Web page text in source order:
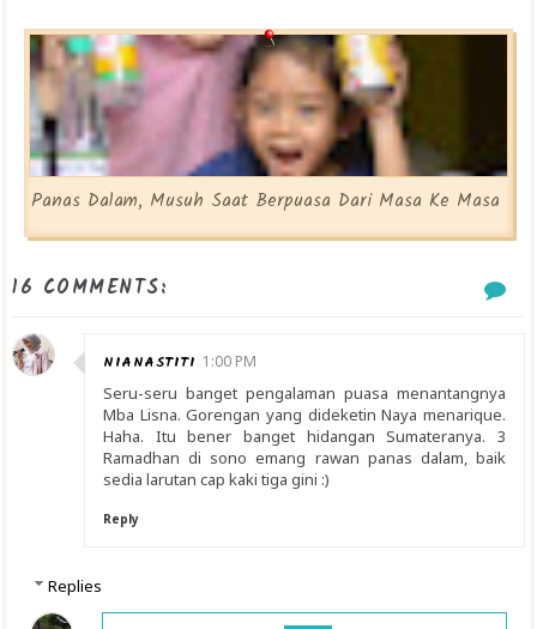
Panas Dalam, Musuh Saat Berpuasa Dari Masa Ke Masa
16 COMMENTS:
NIANASTITI 1:00 PM
Seru-seru banget pengalaman puasa menantangnya
Mba Lisna. Gorengan yang dideketin Naya menarique.
Haha. Itu bener banget hidangan Sumateranya. 3
Ramadhan di sono emang rawan panas dalam, baik
sedia larutan cap kaki tiga gini :)
Reply
Replies